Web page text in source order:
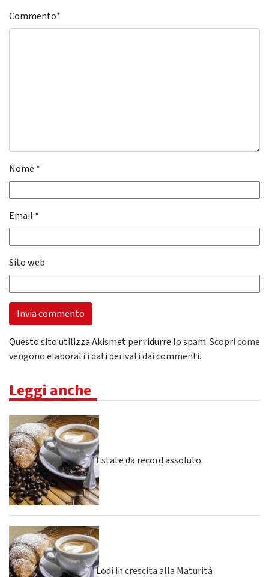
Commento*
Nome *
Email *
Sito web
Questo sito utilizza Akismet per ridurre lo spam.Scopri come
vengono elaborati i dati derivati dai commenti.
Leggi anche
Estate da record assoluto
Lodi in crescita alla Maturità